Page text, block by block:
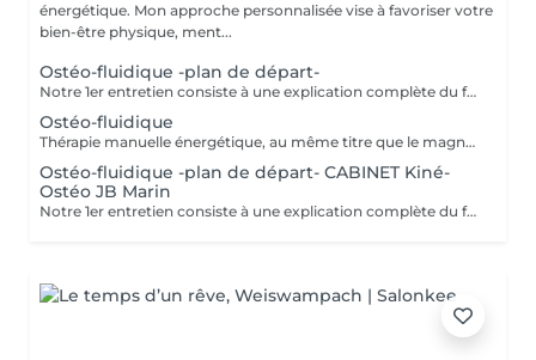
énergétique. Mon approche personnalisée vise à favoriser votre
bien-être physique, ment...
Ostéo-fluidique -plan de départ-
Notre 1er entretien consiste à une explication complète du fonctionne de l'Ostéofluidique ainsi que de voir notre plan d'action et le nombre de séance à fixer selon votre problématique.
Ostéo-fluidique
Thérapie manuelle énergétique, au même titre que le magnétisme, à la différence que celui-ci permet un décodage biologique et permet la libération émotionnelle. L'ostéofluidique permet de travailler directement sur l'énergie des os, articulations, organes, glandes et de tous les systèmes énergétiques du corps, sans aucune manipulation ni cracking. Mon travail consiste à mettre en lumière ces blocages et de les libérer. À la rencontre des maux et mots. - douleurs. - traumas. - blocages physiques et émotionnels. -
Ostéo-fluidique -plan de départ- CABINET Kiné-
Ostéo JB Marin
Notre 1er entretien consiste à une explication complète du fonctionne de l'Ostéofluidique ainsi que de voir notre plan d'action et le nombre de séance à fixer selon votre problématique.